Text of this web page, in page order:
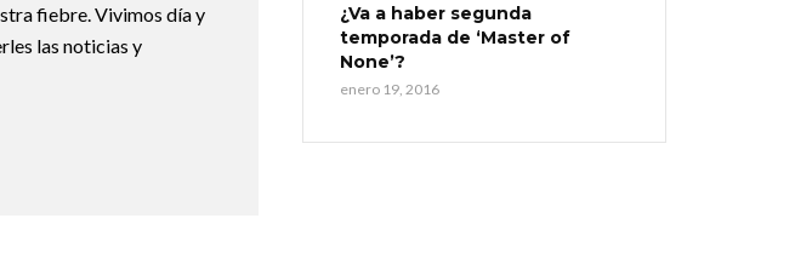
fiebre. Vivimos día y
las noticias y
¿Va a haber segunda
temporada de ‘Master of
None’?
enero 19, 2016